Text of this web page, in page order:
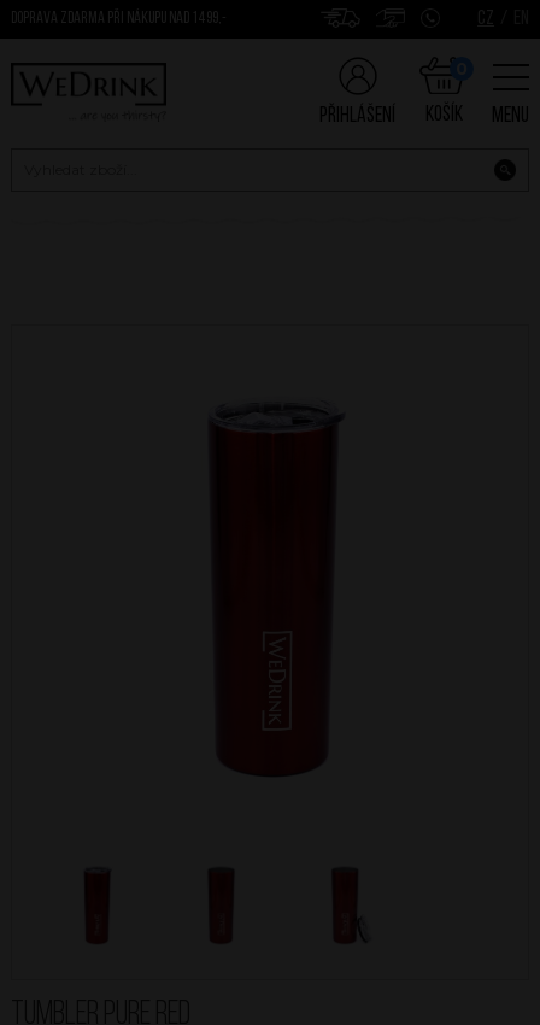
DOPRAVA ZDARMA PŘI NÁKUPU NAD 1499,-
Přihlášení Košík Menu